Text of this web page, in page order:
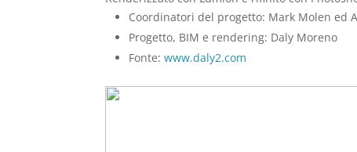
Coordinatori del progetto: Mark Molen ed
Progetto, BIM e rendering: Daly Moreno
Fonte:www.daly2.com